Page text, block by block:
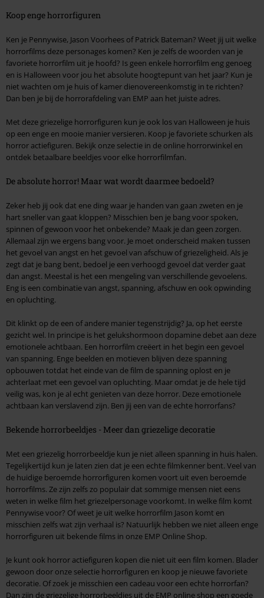
Koop enge horrorfiguren
Ken je Pennywise, Jason Voorhees of Patrick Bateman? Weet jij uit welke
horrorfilms deze personages komen? Ken je zelfs de woorden van je
favoriete horrorfilm uit je hoofd? Is geen enkele horrorfilm eng genoeg
en is Halloween voor jou het absolute hoogtepunt van het jaar? Kun je
niet wachten om je huis of kamer dienovereenkomstig in te richten?
Dan ben je bij de horrorafdeling van EMP aan het juiste adres.
Met deze griezelige horrorfiguren kun je ook los van Halloween je huis
op een enge en mooie manier versieren. Koop je favoriete schurken als
horror actiefiguren. Bekijk onze selectie in de online horrorwinkel en
ontdek betaalbare beeldjes voor elke horrorfilmfan.
De absolute horror! Maar wat wordt daarmee bedoeld?
Zeker heb jij ook dat ene ding waar je handen van gaan zweten en je
hart sneller van gaat kloppen? Misschien ben je bang voor spoken,
spinnen of gewoon voor het onbekende? Maak je dan geen zorgen.
Allemaal zijn we ergens bang voor. Je moet onderscheid maken tussen
het gevoel van angst en het gevoel van afschuw of griezeligheid. Als je
zegt dat je bang bent, bedoel je een verhoogd gevoel dat verder gaat
dan angst. Meestal is het een mengeling van verschillende gevoelens.
Eng is een combinatie van angst, spanning, afschuw en ook opwinding
en opluchting.
Dit klinkt op de een of andere manier tegenstrijdig? Ja, op het eerste
gezicht wel. In principe is het gelukshormoon dopamine debet aan deze
emotionele achtbaan. Een horrorfilm creëert in het begin een gevoel
van spanning. Enge beelden en motieven blijven deze spanning
opbouwen totdat het einde van de film de spanning oplost en je
achterlaat met een gevoel van opluchting. Maar omdat je de hele tijd
veilig was, kon je al echt genieten van deze horror. Deze emotionele
achtbaan kan verslavend zijn. Ben jij een van de echte horrorfans?
Bekende horrorbeeldjes - Meer dan griezelige decoratie
Met een griezelig horrorbeeldje kun je niet alleen spanning in huis halen.
Tegelijkertijd kun je laten zien dat je een echte filmkenner bent. Veel van
de huidige beroemde horrorfiguren komen voort uit even beroemde
horrorfilms. Ze zijn zelfs zo populair dat sommige mensen niet eens
weten in welke film het griezelpersonage voorkomt. In welke film komt
Pennywise voor? Of weet je uit welke horrorfilm Jason komt en
misschien zelfs wat zijn verhaal is? Natuurlijk hebben we niet alleen enge
horrorfiguren uit bekende films in onze EMP Online Shop.
Je kunt ook horror actiefiguren kopen die niet uit een film komen. Blader
gewoon door onze selectie horrorfiguren en koop je nieuwe favoriete
decoratie. Of zoek je misschien een cadeau voor een echte horrorfan?
Dan zijn de griezelige horrorbeeldjes uit de EMP online shop een goede